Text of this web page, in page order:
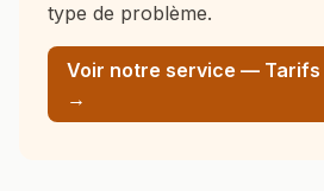
type de problème.
Voir notre service —
→